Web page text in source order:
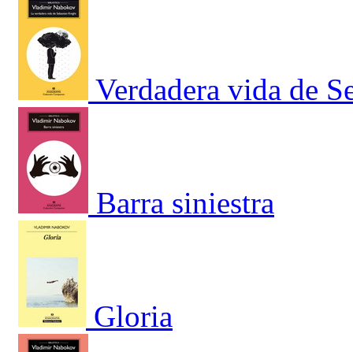
Verdadera vida de
Barra siniestra
Gloria